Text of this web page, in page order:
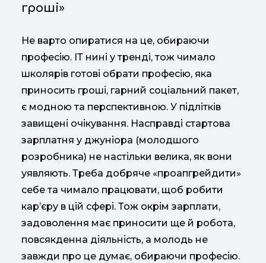
гроші»
Не варто опиратися на це, обираючи
професію. ІТ нині у тренді, тож чимало
школярів готові обрати професію, яка
приносить гроші, гарний соціальний пакет,
є модною та перспективною. У підлітків
завищені очікування. Насправді стартова
зарплатня у джуніора (молодшого
розробника) не настільки велика, як вони
уявляють. Треба добряче «проапгрейдити»
себе та чимало працювати, щоб робити
кар’єру в цій сфері. Тож окрім зарплати,
задоволення має приносити ще й робота,
повсякденна діяльність, а молодь не
завжди про це думає, обираючи професію.